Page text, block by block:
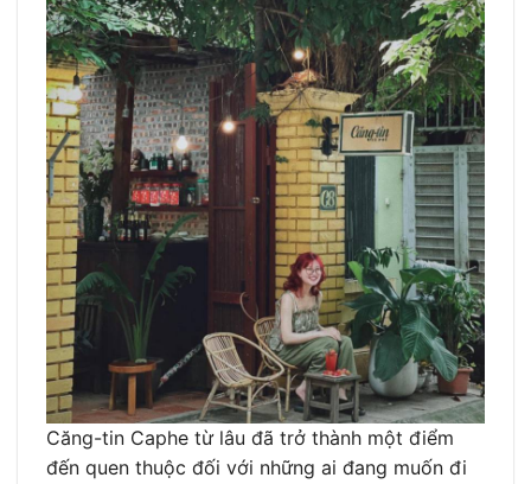
Căng-tin Caphe từ lâu đã trở thành một điểm
đến quen thuộc đối với những ai đang muốn đi